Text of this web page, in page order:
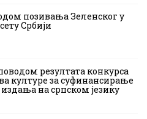
позивања Зеленског у
Србији
резултата конкурса
културе за суфинансирање
на српском језику